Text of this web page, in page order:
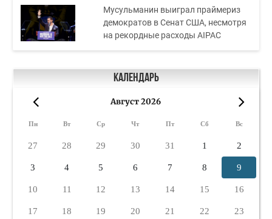
Мусульманин выиграл праймериз
демократов в Сенат США, несмотря
на рекордные расходы AIPAC
Календарь
Август 2026
Пн Вт Ср Чт Пт Сб Вс
27 28 29 30 31 1 2
3 4 5 6 7 8 9
10 11 12 13 14 15 16
17 18 19 20 21 22 23